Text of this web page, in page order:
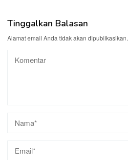
Tinggalkan Balasan
Alamat email Anda tidak akan dipublikasikan.